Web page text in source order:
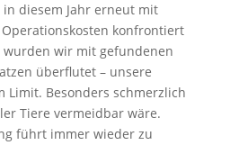
diesem Jahr erneut mit
konfrontiert
wurden wir mit gefundenen
überflutet – unsere
Limit. Besonders schmerzlich
Tiere vermeidbar wäre.
führt immer wieder zu